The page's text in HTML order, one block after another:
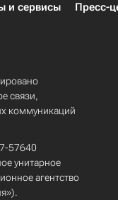
и сервисы Пресс-
связи,
коммуникаций
57640
унитарное
агентство